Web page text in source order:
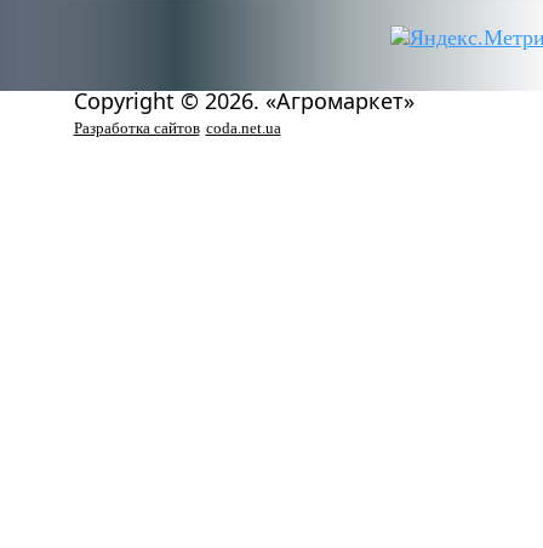
Copyright © 2026. «Агромаркет»
Разработка сайтов coda.net.ua